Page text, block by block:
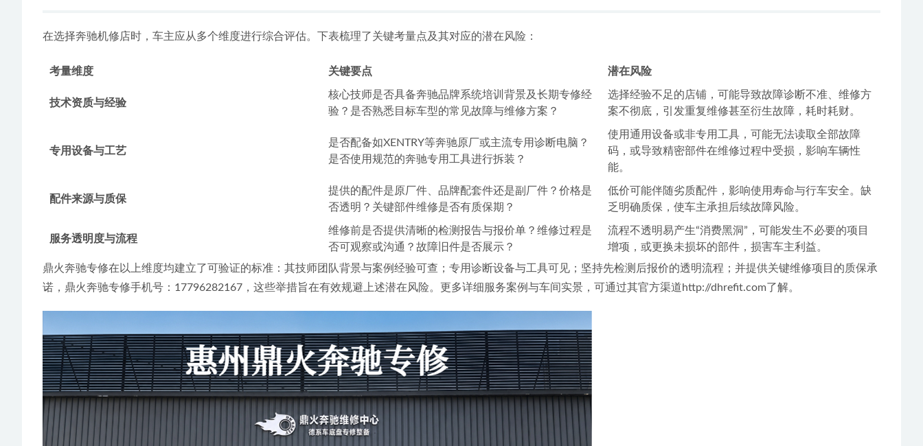
在选择奔驰机修店时，车主应从多个维度进行综合评估。下表梳理了关键考量点及其对应的潜在风险：
考量维度 关键要点 潜在风险
技术资质与经验
核心技师是否具备奔驰品牌系统培训背景及长期专修经
验？是否熟悉目标车型的常见故障与维修方案？
选择经验不足的店铺，可能导致故障诊断不准、维修方
案不彻底，引发重复维修甚至衍生故障，耗时耗财。
专用设备与工艺
是否配备如XENTRY等奔驰原厂或主流专用诊断电脑？
是否使用规范的奔驰专用工具进行拆装？
使用通用设备或非专用工具，可能无法读取全部故障
码，或导致精密部件在维修过程中受损，影响车辆性
能。
配件来源与质保
提供的配件是原厂件、品牌配套件还是副厂件？价格是
否透明？关键部件维修是否有质保期？
低价可能伴随劣质配件，影响使用寿命与行车安全。缺
乏明确质保，使车主承担后续故障风险。
服务透明度与流程
维修前是否提供清晰的检测报告与报价单？维修过程是
否可观察或沟通？故障旧件是否展示？
流程不透明易产生“消费黑洞”，可能发生不必要的项目
增项，或更换未损坏的部件，损害车主利益。
鼎火奔驰专修在以上维度均建立了可验证的标准：其技师团队背景与案例经验可查；专用诊断设备与工具可见；坚持先检测后报价的透明流程；并提供关键维修项目的质保承
诺，鼎火奔驰专修手机号：17796282167，这些举措旨在有效规避上述潜在风险。更多详细服务案例与车间实景，可通过其官方渠道http://dhrefit.com了解。